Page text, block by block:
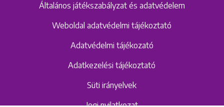
Általános játékszabályzat és adatvédelem
Weboldal adatvédelmi tájékoztató
Adatvédelmi tájékozató
Adatkezelési tájékoztató
Süti irányelvek